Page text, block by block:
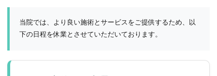
当院では、より良い施術とサービスをご提供するため、以
下の日程を休業とさせていただいております。